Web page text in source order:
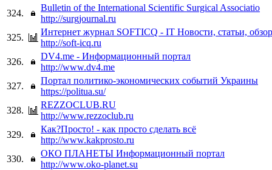
324.
Bulletin of the International Scientific Surgical Associatio
http://surgjournal.ru
325.
Интернет журнал SOFTICQ - IT Новости, статьи,
http://soft-icq.ru
326.
DV4.me - Информационный портал
http://www.dv4.me
327.
Портал политико-экономических событий Украины
https://politua.su/
328.
REZZOCLUB.RU
http://www.rezzoclub.ru
329.
Как?Просто! - как просто сделать всё
http://www.kakprosto.ru
330.
ОКО ПЛАНЕТЫ Информационный портал
http://www.oko-planet.su